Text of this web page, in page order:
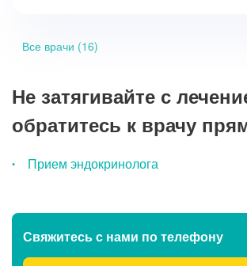
Все врачи (16)
Не затягивайте с
обратитесь к врачу
Прием эндокринолога
Свяжитесь с нами по телефону